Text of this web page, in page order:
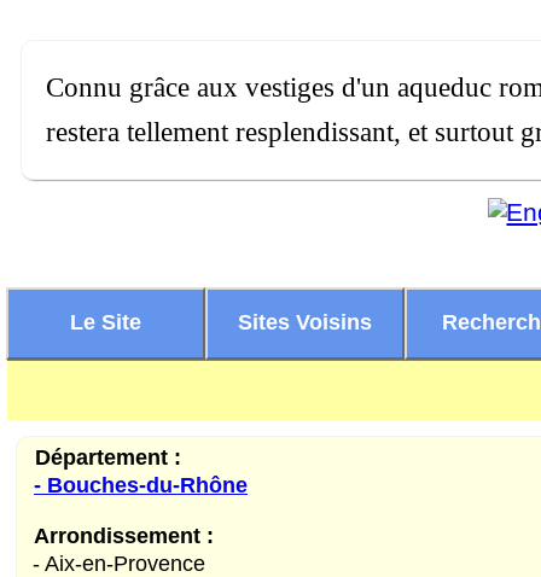
Connu grâce aux vestiges d'un aqueduc
restera tellement resplendissant, et surtout
Le Site Sites Voisins
Département :
- Bouches-du-Rhône
Arrondissement :
- Aix-en-Provence